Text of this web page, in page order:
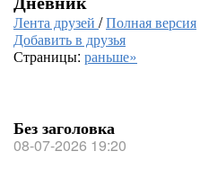
Лента друзей /Полная версия
Добавить в друзья
Страницы: раньше»
Без заголовка
08-07-2026 19:20